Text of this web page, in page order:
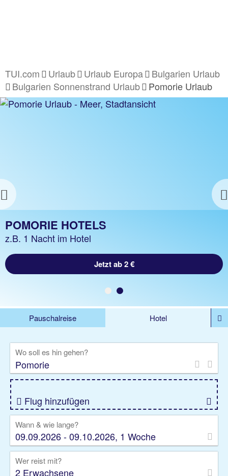
TUI.com Urlaub Urlaub Europa
Bulgarien Urlaub
Bulgarien Sonnenstrand Urlaub
Pomorie Urlaub
Previous
POMORIE URLAUB
z.B. 1 Woche Hotel inklusive Flug
Jetzt ab 700 €
POMORIE HOTELS
z.B. 1 Nacht im Hotel
Jetzt ab 2 €
Pauschalreise
Hotel
Kreuzfahrten
Rundreisen
Privattransfer
Zusatzleistungen
Wo soll es hin gehen?
Flug hinzufügen
Wann & wie lange?
09.09.2026 - 09.10.2026, 1 Woche
Wer reist mit?
2 Erwachsene